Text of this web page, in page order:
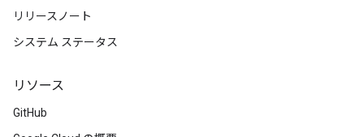
リリースノート
システム ステータス
リソース
GitHub